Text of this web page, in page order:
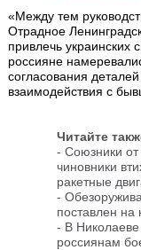
«Между тем
Отрадное
привлечь украинских
россияне
согласования
взаимодействия с
Читайте
- Союзники от
чиновники
ракетные
-
поставлен на
- В Николаеве
россиянам